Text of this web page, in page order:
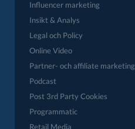
Influencer marketing
Insikt & Analys
Legal och Policy
Online Video
Partner- och affiliate marketing
Podcast
Post 3rd Party Cookies
Programmatic
Retail Media